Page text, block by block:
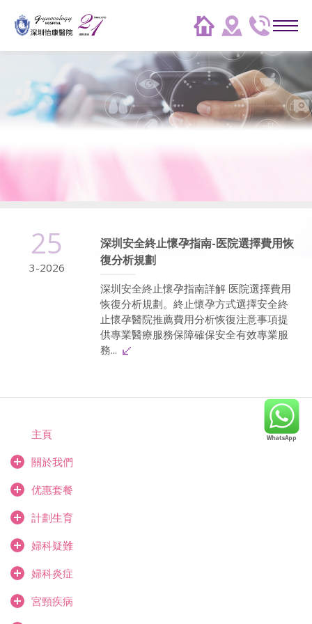
25
3-2026
深圳安全終止懷孕指南-医院選擇費用恢
復分析規劃
深圳安全終止懷孕指南詳解 医院選擇費用
恢復分析規劃。終止懷孕方式選擇安全終
止懷孕醫院推薦費用分析恢復注意事項提
供專業醫療服務保障確保安全有效專業服
務...
主頁
關於我們
优惠套餐
計劃生育
婦科疑難
婦科炎症
宮頸疾病